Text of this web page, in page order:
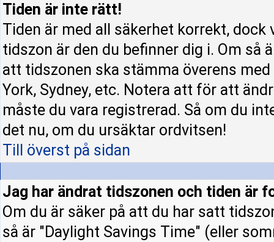
Tiden är inte rätt!
Tiden är med all säkerhet korrekt, dock
tidszon är den du befinner dig i. Om så
att tidszonen ska stämma överens
York, Sydney, etc. Notera att för att
måste du vara registrerad. Så om du
det nu, om du ursäktar ordvitsen!
Till överst på sidan
Jag har ändrat tidszonen och tiden är
Om du är säker på att du har satt
så är "Daylight Savings Time" (eller